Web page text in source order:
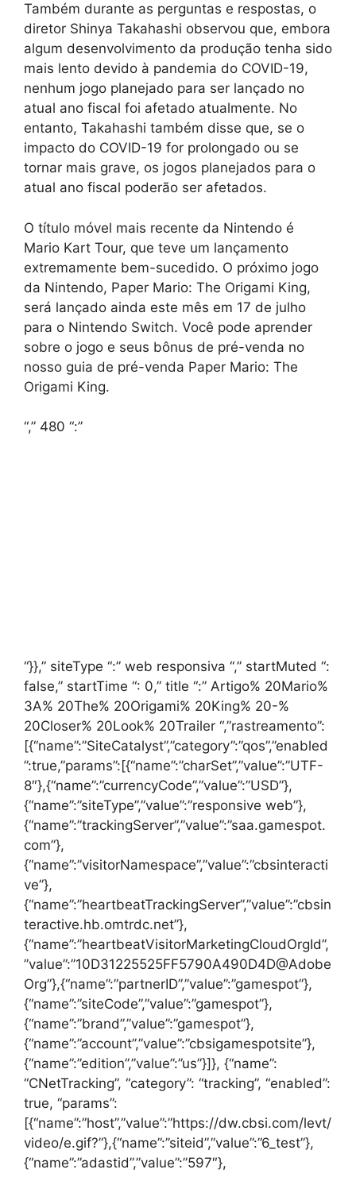
Também durante as perguntas e respostas, o
diretor Shinya Takahashi observou que, embora
algum desenvolvimento da produção tenha sido
mais lento devido à pandemia do COVID-19,
nenhum jogo planejado para ser lançado no
atual ano fiscal foi afetado atualmente. No
entanto, Takahashi também disse que, se o
impacto do COVID-19 for prolongado ou se
tornar mais grave, os jogos planejados para o
atual ano fiscal poderão ser afetados.
O título móvel mais recente da Nintendo é
Mario Kart Tour, que teve um lançamento
extremamente bem-sucedido. O próximo jogo
da Nintendo, Paper Mario: The Origami King,
será lançado ainda este mês em 17 de julho
para o Nintendo Switch. Você pode aprender
sobre o jogo e seus bônus de pré-venda no
nosso guia de pré-venda Paper Mario: The
Origami King.
“,” 480 “:”
“}},” siteType “:” web responsiva “,” startMuted “:
false,” startTime “: 0,” title “:” Artigo% 20Mario%
3A% 20The% 20Origami% 20King% 20-%
20Closer% 20Look% 20Trailer “,”rastreamento”:
[{“name”:”SiteCatalyst”,”category”:”qos”,”enabled
”:true,”params”:[{“name”:”charSet”,”value”:”UTF-
8″},{“name”:”currencyCode”,”value”:”USD”},
{“name”:”siteType”,”value”:”responsive web”},
{“name”:”trackingServer”,”value”:”saa.gamespot.
com”},
{“name”:”visitorNamespace”,”value”:”cbsinteracti
ve”},
{“name”:”heartbeatTrackingServer”,”value”:”cbsin
teractive.hb.omtrdc.net”},
{“name”:”heartbeatVisitorMarketingCloudOrgId”,
”value”:”10D31225525FF5790A490D4D@Adobe
Org”},{“name”:”partnerID”,”value”:”gamespot”},
{“name”:”siteCode”,”value”:”gamespot”},
{“name”:”brand”,”value”:”gamespot”},
{“name”:”account”,”value”:”cbsigamespotsite”},
{“name”:”edition”,”value”:”us”}]}, {“name”:
“CNetTracking”, “category”: “tracking”, “enabled”:
true, “params”:
[{“name”:”host”,”value”:”https://dw.cbsi.com/levt/
video/e.gif?”},{“name”:”siteid”,”value”:”6_test”},
{“name”:”adastid”,”value”:”597″},